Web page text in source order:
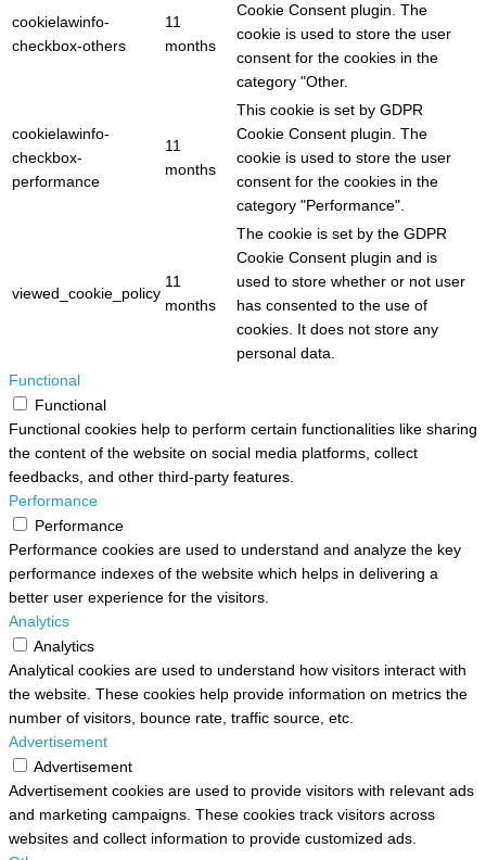
cookielawinfo-
checkbox-others
11
months
Cookie Consent plugin. The
cookie is used to store the user
consent for the cookies in the
category "Other.
cookielawinfo-
checkbox-
performance
11
months
This cookie is set by GDPR
Cookie Consent plugin. The
cookie is used to store the user
consent for the cookies in the
category "Performance".
viewed_cookie_policy
11
months
The cookie is set by the GDPR
Cookie Consent plugin and is
used to store whether or not user
has consented to the use of
cookies. It does not store any
personal data.
Functional
Functional
Functional cookies help to perform certain functionalities like sharing
the content of the website on social media platforms, collect
feedbacks, and other third-party features.
Performance
Performance
Performance cookies are used to understand and analyze the key
performance indexes of the website which helps in delivering a
better user experience for the visitors.
Analytics
Analytics
Analytical cookies are used to understand how visitors interact with
the website. These cookies help provide information on metrics the
number of visitors, bounce rate, traffic source, etc.
Advertisement
Advertisement
Advertisement cookies are used to provide visitors with relevant ads
and marketing campaigns. These cookies track visitors across
websites and collect information to provide customized ads.